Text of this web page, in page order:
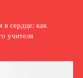
в сердце: как
учителя